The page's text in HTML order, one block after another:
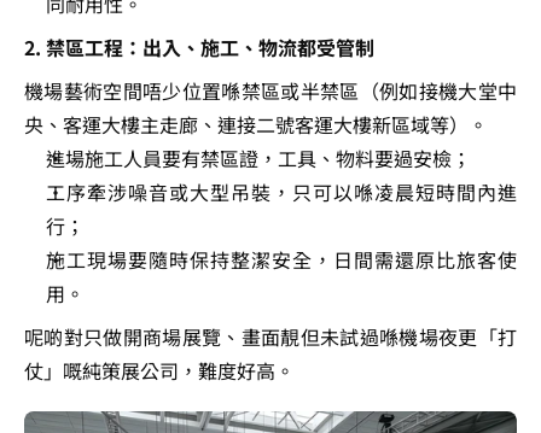
2. 禁區工程：出入、施工、物流都受管制
機場藝術空間唔少位置喺禁區或半禁區（例如接機大堂中
央、客運大樓主走廊、連接二號客運大樓新區域等）。
進場施工人員要有禁區證，工具、物料要過安檢；
工序牽涉噪音或大型吊裝，只可以喺凌晨短時間內進
行；
施工現場要隨時保持整潔安全，日間需還原比旅客使
用。
呢啲對只做開商場展覽、畫面靚但未試過喺機場夜更「打
仗」嘅純策展公司，難度好高。